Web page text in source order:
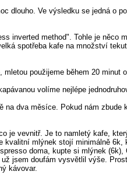
dlouho. Ve výsledku se jedná o
inverted method". Tohle je
spotřeba kafe na množství
použijeme během 20
volíme nejlépe
na dva měsíce. Pokud nám
je vevnitř. Je to namletý kafe,
mlýnek stojí minimálně
doma, kupte si mlýnek
jsem doufám vysvětlil výše.
kávovar.